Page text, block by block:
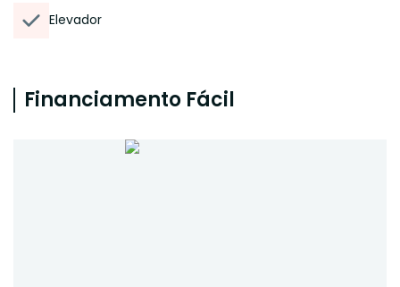
Elevador
Financiamento Fácil